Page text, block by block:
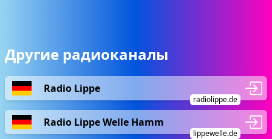
Другие радиоканалы
Radio Lippe
radiolippe.de
Radio Lippe Welle Hamm
lippewelle.de